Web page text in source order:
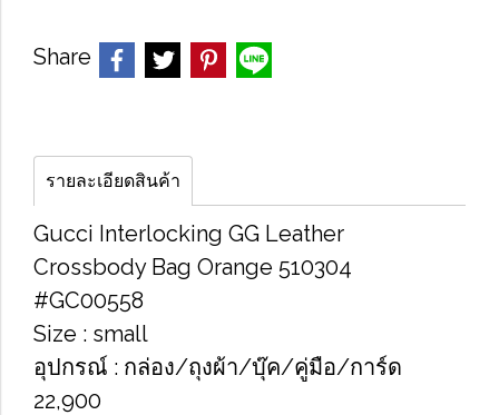
Share
รายละเอียดสินค้า
Gucci Interlocking GG Leather
Crossbody Bag Orange 510304
#GC00558
Size : small
อุปกรณ์ : กล่อง/ถุงผ้า/บุ๊ค/คู่มือ/การ์ด
22,900